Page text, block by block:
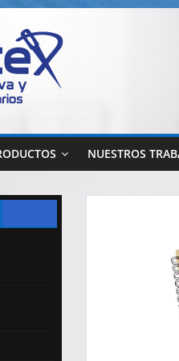
NUESTROS